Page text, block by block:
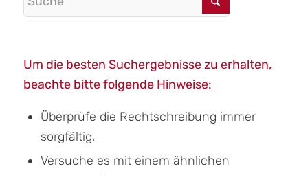
Um die besten Suchergebnisse zu erhalten,
beachte bitte folgende Hinweise:
Überprüfe die Rechtschreibung immer
sorgfältig.
Versuche es mit einem ähnlichen